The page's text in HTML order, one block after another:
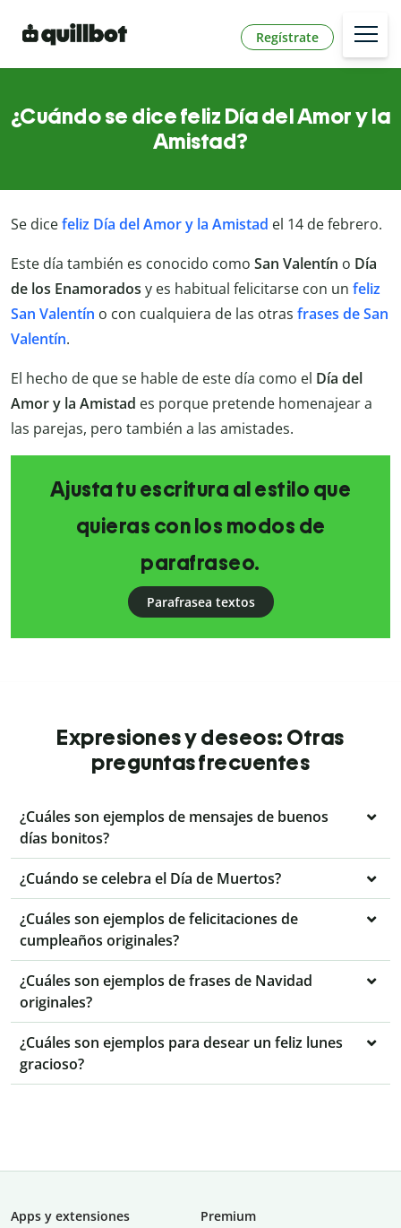
Regístrate
¿Cuándo se dice feliz Día del Amor y la
Amistad?
Se dicefeliz Día del Amor y la Amistad el 14 de febrero.
Este día también es conocido como San Valentín o Día
de los Enamorados y es habitual felicitarse con un feliz
San Valentín o con cualquiera de las otras frases de San
Valentín.
El hecho de que se hable de este día como el Día del
Amor y la Amistad es porque pretende homenajear a
las parejas, pero también a las amistades.
Ajusta tu escritura al estilo que
quieras con los modos de
parafraseo.
Parafrasea textos
Expresiones y deseos: Otras
preguntas frecuentes
¿Cuáles son ejemplos de mensajes de buenos
días bonitos?
¿Cuándo se celebra el Día de Muertos?
¿Cuáles son ejemplos de felicitaciones de
cumpleaños originales?
¿Cuáles son ejemplos de frases de Navidad
originales?
¿Cuáles son ejemplos para desear un feliz lunes
gracioso?
Apps y extensiones
Premium